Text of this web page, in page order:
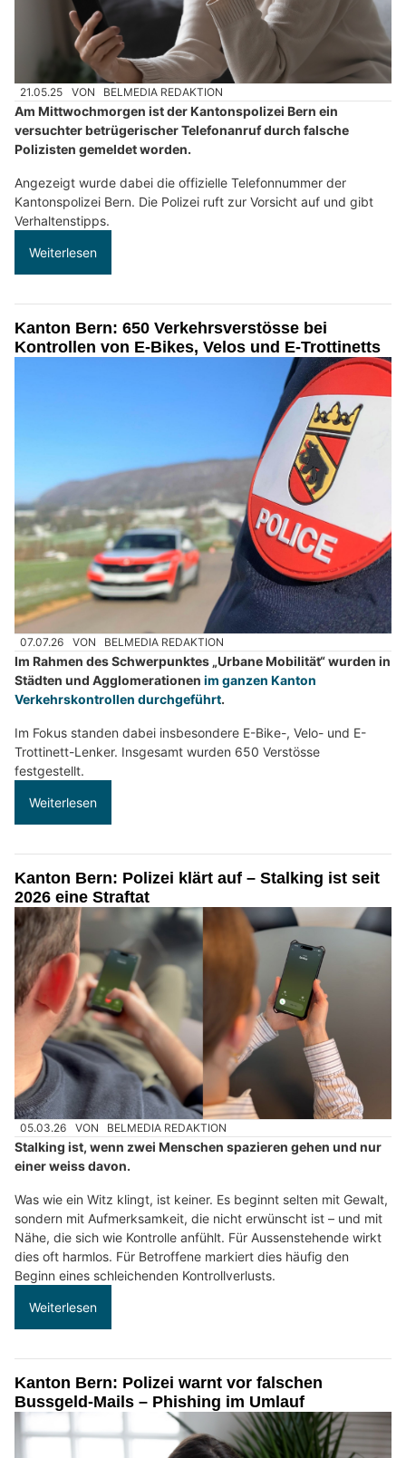
21.05.25 VON BELMEDIA REDAKTION
Am Mittwochmorgen ist der Kantonspolizei Bern ein
versuchter betrügerischer Telefonanruf durch falsche
Polizisten gemeldet worden.
Angezeigt wurde dabei die offizielle Telefonnummer der
Kantonspolizei Bern. Die Polizei ruft zur Vorsicht auf und gibt
Verhaltenstipps.
Weiterlesen
Kanton Bern: 650 Verkehrsverstösse bei
Kontrollen von E-Bikes, Velos und E-Trottinetts
07.07.26 VON BELMEDIA REDAKTION
Im Rahmen des Schwerpunktes „Urbane Mobilität“ wurden in
Städten und Agglomerationen im ganzen Kanton
Verkehrskontrollen durchgeführt.
Im Fokus standen dabei insbesondere E-Bike-, Velo- und E-
Trottinett-Lenker. Insgesamt wurden 650 Verstösse
festgestellt.
Weiterlesen
Kanton Bern: Polizei klärt auf – Stalking ist seit
2026 eine Straftat
05.03.26 VON BELMEDIA REDAKTION
Stalking ist, wenn zwei Menschen spazieren gehen und nur
einer weiss davon.
Was wie ein Witz klingt, ist keiner. Es beginnt selten mit Gewalt,
sondern mit Aufmerksamkeit, die nicht erwünscht ist – und mit
Nähe, die sich wie Kontrolle anfühlt. Für Aussenstehende wirkt
dies oft harmlos. Für Betroffene markiert dies häufig den
Beginn eines schleichenden Kontrollverlusts.
Weiterlesen
Kanton Bern: Polizei warnt vor falschen
Bussgeld-Mails – Phishing im Umlauf